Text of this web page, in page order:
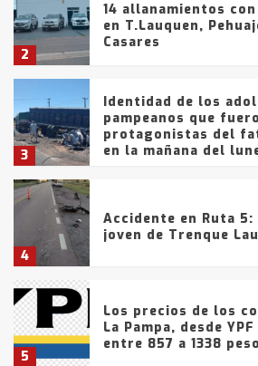
2
14 allanamientos
en T.Lauquen,
Casares
3
Identidad de los
pampeanos que
protagonistas del
en la mañana del
4
Accidente en Ruta
joven de Trenque
5
Los precios de los
La Pampa, desde
entre 857 a 1338